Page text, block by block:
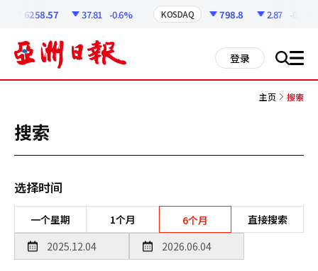
6258.57 37.81 -0.6% KOSDAQ 798.8 2.87 -0.36%
登录 搜 all
主页 搜索
搜索
选择时间
一个星期 1个月 6个月 直接搜索